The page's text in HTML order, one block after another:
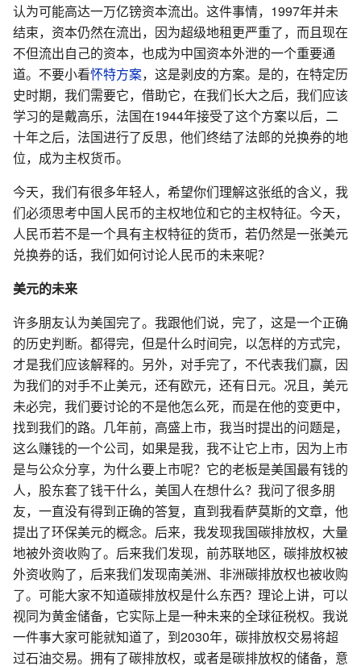
认为可能高达一万亿镑资本流出。这件事情，1997年并未
结束，资本仍然在流出，因为超级地租更严重了，而且现在
不但流出自己的资本，也成为中国资本外泄的一个重要通
道。不要小看怀特方案，这是剥皮的方案。是的，在特定历
史时期，我们需要它，借助它，在我们长大之后，我们应该
学习的是戴高乐，法国在1944年接受了这个方案以后，二
十年之后，法国进行了反思，他们终结了法郎的兑换券的地
位，成为主权货币。
今天，我们有很多年轻人，希望你们理解这张纸的含义，我
们必须思考中国人民币的主权地位和它的主权特征。今天，
人民币若不是一个具有主权特征的货币，若仍然是一张美元
兑换券的话，我们如何讨论人民币的未来呢？
美元的未来
许多朋友认为美国完了。我跟他们说，完了，这是一个正确
的历史判断。都得完，但是什么时间完，以怎样的方式完，
才是我们应该解释的。另外，对手完了，不代表我们赢，因
为我们的对手不止美元，还有欧元，还有日元。况且，美元
未必完，我们要讨论的不是他怎么死，而是在他的变更中，
找到我们的路。几年前，高盛上市，我当时提出的问题是，
这么赚钱的一个公司，如果是我，我不让它上市，因为上市
是与公众分享，为什么要上市呢？它的老板是美国最有钱的
人，股东套了钱干什么，美国人在想什么？我问了很多朋
友，一直没有得到正确的答复，直到我看萨莫斯的文章，他
提出了环保美元的概念。后来，我发现我国碳排放权，大量
地被外资收购了。后来我们发现，前苏联地区，碳排放权被
外资收购了，后来我们发现南美洲、非洲碳排放权也被收购
了。可能大家不知道碳排放权是什么东西？理论上讲，可以
视同为黄金储备，它实际上是一种未来的全球征税权。我说
一件事大家可能就知道了，到2030年，碳排放权交易将超
过石油交易。拥有了碳排放权，或者是碳排放权的储备，意